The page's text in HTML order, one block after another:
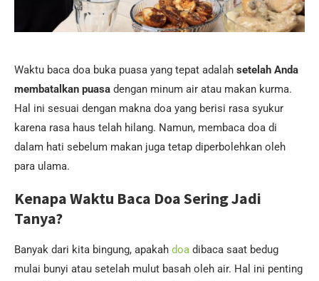
Waktu baca doa buka puasa yang tepat adalah setelah Anda
membatalkan puasa dengan minum air atau makan kurma.
Hal ini sesuai dengan makna doa yang berisi rasa syukur
karena rasa haus telah hilang. Namun, membaca doa di
dalam hati sebelum makan juga tetap diperbolehkan oleh
para ulama.
Kenapa Waktu Baca Doa Sering Jadi
Tanya?
Banyak dari kita bingung, apakah doa dibaca saat bedug
mulai bunyi atau setelah mulut basah oleh air. Hal ini penting